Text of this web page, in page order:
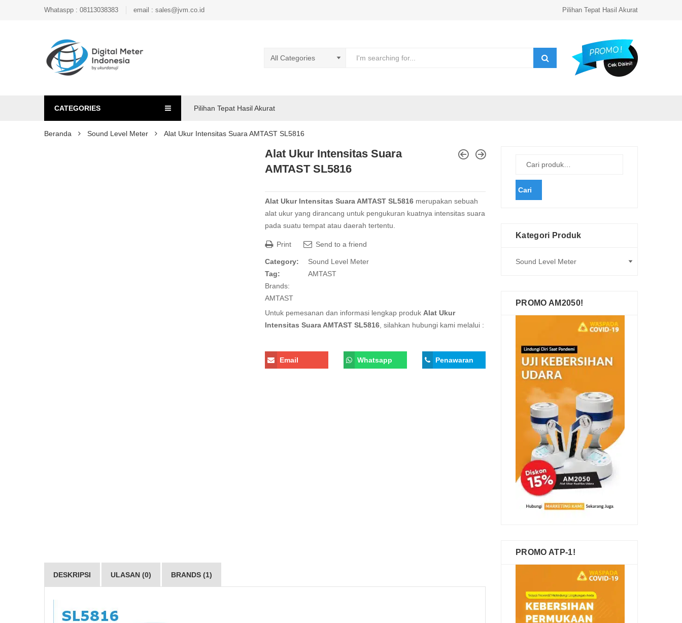
Whataspp : 08113038383 email : sales@jvm.co.id Pilihan Tepat Hasil Akurat
CATEGORIES Pilihan Tepat Hasil Akurat
Beranda Sound Level Meter Alat Ukur Intensitas Suara AMTAST SL5816
Alat Ukur Intensitas Suara
AMTAST SL5816
Alat Ukur Intensitas Suara AMTAST SL5816 merupakan sebuah
alat ukur yang dirancang untuk pengukuran kuatnya intensitas suara
pada suatu tempat atau daerah tertentu.
Print Send to a friend
Category:
Sound Level Meter
Tag:
AMTAST
Brands:
AMTAST
Untuk pemesanan dan informasi lengkap produk Alat Ukur
Intensitas Suara AMTAST SL5816 , silahkan hubungi kami melalui :
Email Whatsapp Penawaran
DESKRIPSI ULASAN (0) BRANDS (1)
Cari
Kategori Produk
PROMO AM2050!
PROMO ATP-1!